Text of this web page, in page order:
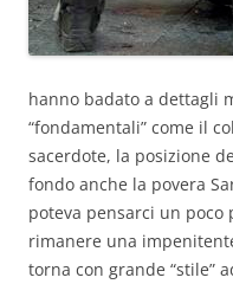
hanno badato a dettagli
“fondamentali” come il
sacerdote, la posizione
fondo anche la povera
poteva pensarci un
rimanere una
torna con grande “stile”